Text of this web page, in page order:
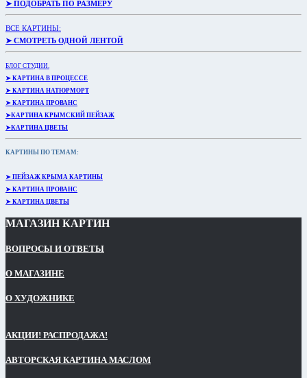
➤ ПОДОБРАТЬ ПО РАЗМЕРУ
ВСЕ КАРТИНЫ:
➤ СМОТРЕТЬ ОДНОЙ ЛЕНТОЙ
БЛОГ СТУДИИ.
➤ КАРТИНА В ПРОЦЕССЕ
➤ КАРТИНА НАТЮРМОРТ
➤ КАРТИНА ПРОВАНС
➤КАРТИНА КРЫМСКИЙ ПЕЙЗАЖ
➤КАРТИНА ЦВЕТЫ
КАРТИНЫ ПО ТЕМАМ:
➤ ПЕЙЗАЖ КРЫМА КАРТИНЫ
➤ КАРТИНА ПРОВАНС
➤ КАРТИНА ЦВЕТЫ
МАГАЗИН КАРТИН
ВОПРОСЫ И ОТВЕТЫ
О МАГАЗИНЕ
О ХУДОЖНИКЕ
АКЦИИ! РАСПРОДАЖА!
АВТОРСКАЯ КАРТИНА МАСЛОМ